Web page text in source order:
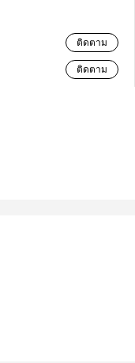
ติดตาม
ติดตาม